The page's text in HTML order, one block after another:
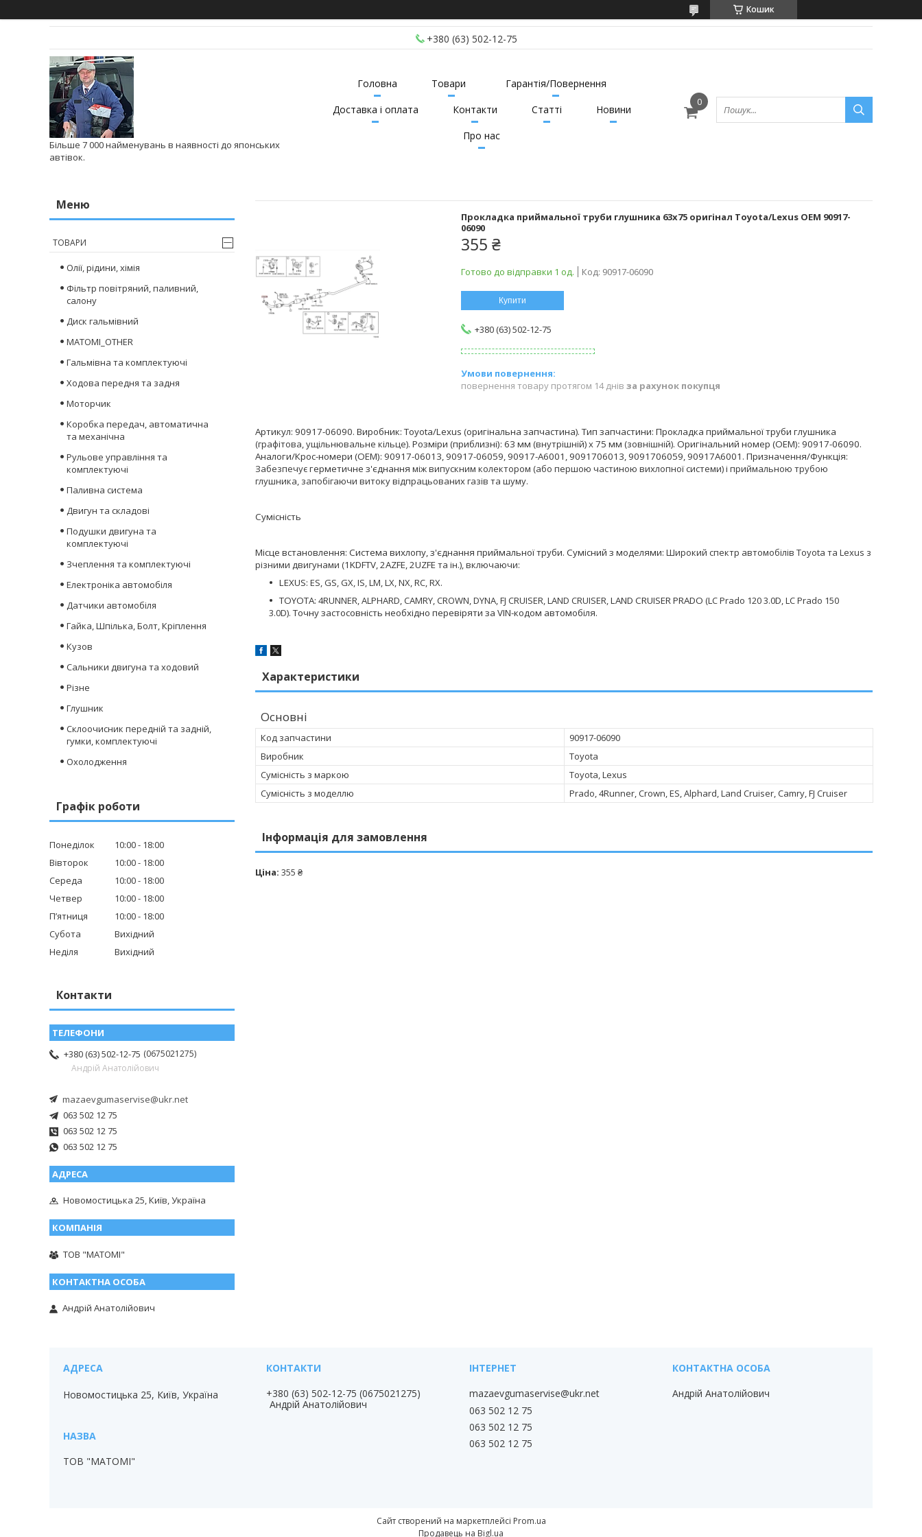
Кошик
+380 (63) 502-12-75
Більше 7 000 найменувань в наявності до японських
автівок.
Головна Товари
Гарантія/Повернення
Доставка і оплата
Контакти Статті
Новини
Про нас
Прокладка приймальної труби глушника 63x75 оригінал Toyota/Lexus OEM 90917-
06090
355 ₴
Готово до відправки 1 од. Код: 90917-06090
Купити
+380 (63) 502-12-75
повернення товару протягом 14 днів за рахунок покупця
Артикул: 90917-06090. Виробник: Toyota/Lexus (оригінальна запчастина).Тип запчастини: Прокладка приймальної труби глушника
(графітова, ущільнювальне кільце). Розміри (приблизні): 63 мм (внутрішній) x75 мм (зовнішній). Оригінальний номер (OEM): 90917-06090.
Аналоги/Крос-номери (OEM): 90917-06013, 90917-06059, 90917-A6001, 9091706013, 9091706059, 90917A6001 . Призначення/Функція:
Забезпечуєгерметичне з'єднання між випускним колектором (або першою частиною вихлопної системи) і приймальною трубою
глушника, запобігаючи витоку відпрацьованих газів та шуму.
Сумісність
Місце встановлення: Система вихлопу, з'єднання приймальної труби. Сумісний з моделями: Широкий спектр автомобілів Toyota та Lexus з
різними двигунами (1KDFTV, 2AZFE, 2UZFEта ін.), включаючи:
LEXUS: ES, GS, GX, IS, LM, LX, NX, RC, RX.
TOYOTA: 4RUNNER, ALPHARD, CAMRY, CROWN, DYNA, FJ CRUISER, LAND CRUISER,LAND CRUISER PRADO (LC Prado 120 3.0D, LC Prado 150
3.0D).Точну застосовність необхідно перевіряти за VIN-кодом автомобіля.
Характеристики
Основні
Код запчастини
90917-06090
Виробник
Toyota
Сумісність з маркою
Toyota, Lexus
Сумісність з моделлю
Prado, 4Runner, Crown, ES, Alphard, Land Cruiser, Camry, FJ Cruiser
Інформація для замовлення
Ціна: 355 ₴
ТОВАРИ
Олії, рідини, хімія
Фільтр повітряний, паливний,
салону
Диск гальмівний
MATOMI_OTHER
Гальмівна та комплектуючі
Ходова передня та задня
Моторчик
Коробка передач, автоматична
та механічна
Рульове управління та
комплектуючі
Паливна система
Двигун та складові
Подушки двигуна та
комплектуючі
Зчеплення та комплектуючі
Електроніка автомобіля
Датчики автомобіля
Гайка, Шпілька, Болт, Кріплення
Кузов
Сальники двигуна та ходовий
Різне
Глушник
Склоочисник передній та задній,
гумки, комплектуючі
Охолодження
Графік роботи
Понеділок 10:00
18:00
Вівторок
10:00
18:00
Середа
10:00
18:00
Четвер
10:00
18:00
Пʼятниця
10:00
18:00
Субота
Вихідний
Неділя
Вихідний
Контакти
+380 (63) 502-12-75 0675021275
Андрій Анатолійович
mazaevgumaservise@ukr.net
063 502 12 75
063 502 12 75
063 502 12 75
Новомостицька 25, Київ, Україна
ТОВ "МАТОМІ"
Андрій Анатолійович
Новомостицька 25, Київ, Україна
ТОВ "МАТОМІ"
+380 (63) 502-12-75 0675021275
Андрій Анатолійович
mazaevgumaservise@ukr.net
063 502 12 75
063 502 12 75
063 502 12 75
Андрій Анатолійович
Сайт створений на маркетплейсі Prom.ua
Продавець на Bigl.ua